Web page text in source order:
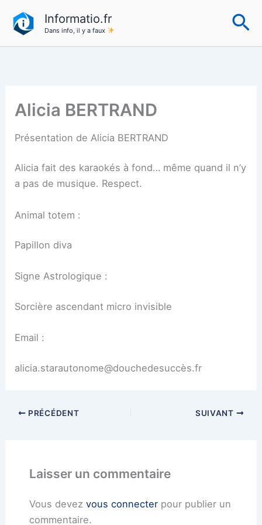
contenu
Informatio.fr
Dans info, il y a faux
Alicia BERTRAND
Présentation de Alicia BERTRAND
Alicia fait des karaokés à fond… même quand il n’y
a pas de musique. Respect.
Animal totem :
Papillon diva
Signe Astrologique :
Sorcière ascendant micro invisible
Email :
alicia.starautonome@douchedesuccès.fr
PRÉCÉDENT SUIVANT
Laisser un commentaire
Vous devez vous connecterpour publier un
commentaire.